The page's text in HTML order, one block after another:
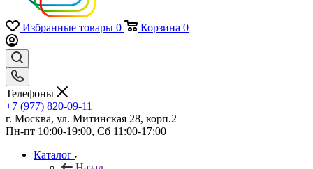
Избранные товары 0 Корзина 0
Телефоны
+7 (977) 820-09-11
г. Москва, ул. Митинская 28, корп.2
Пн-пт 10:00-19:00, Сб 11:00-17:00
Каталог